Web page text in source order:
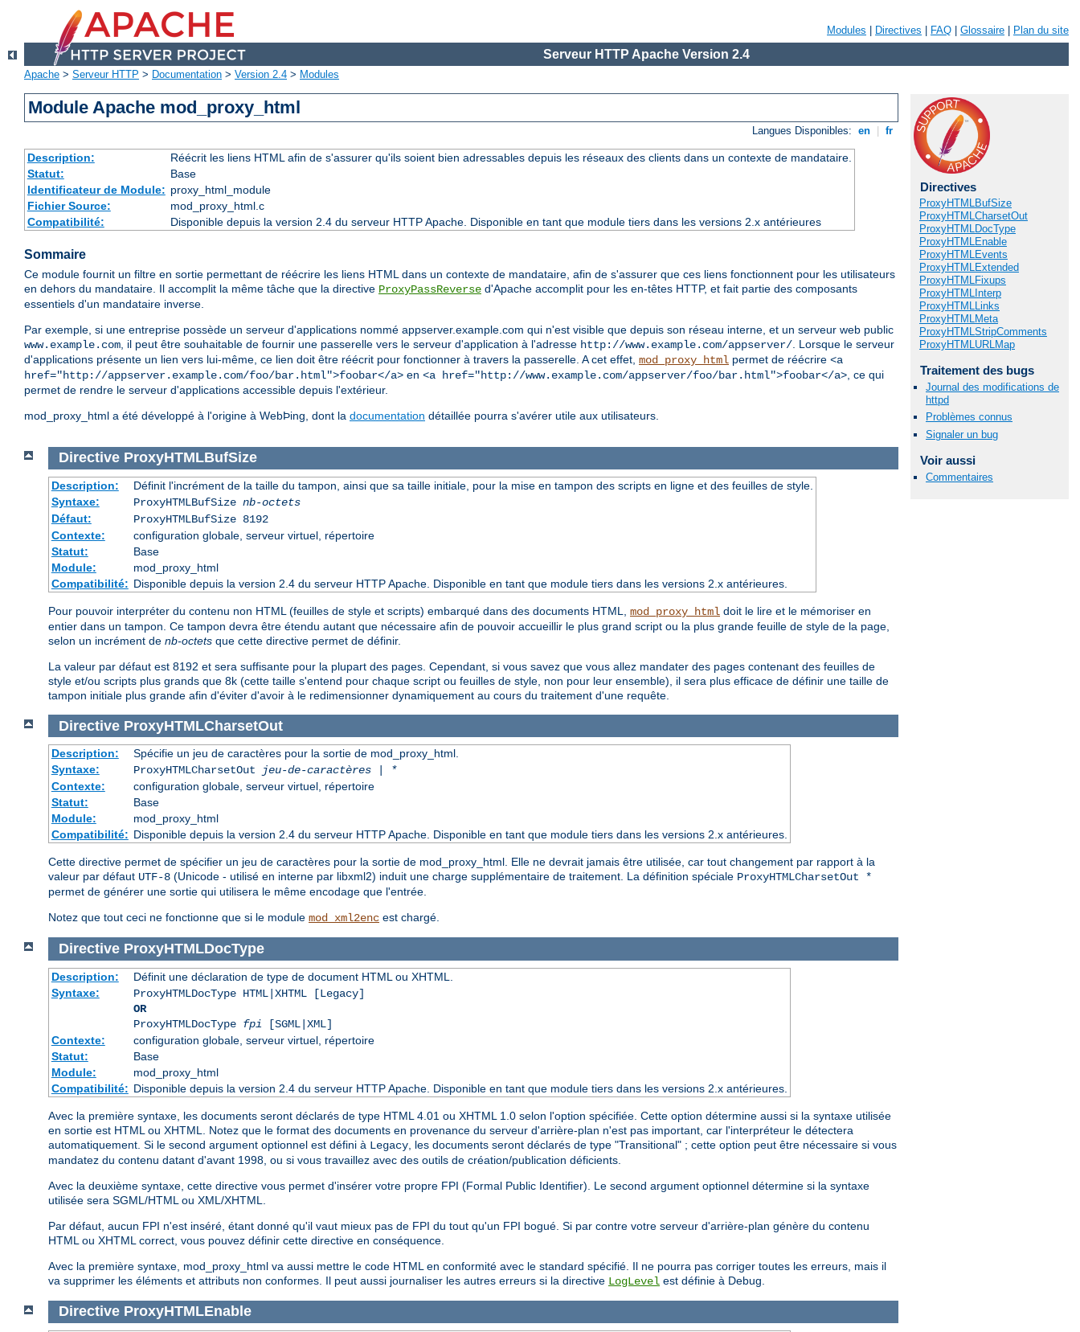
Modules Directives FAQ Glossaire Plan du site
Serveur HTTP Apache Version 2.4
Apache > Serveur HTTP > Documentation > Version 2.4 > Modules
Module Apache mod_proxy_html
Langues Disponibles: en fr
Description:
Réécrit les liens HTML afin de s'assurer qu'ils soient bien adressables depuis les réseaux des clients dans un contexte de mandataire.
Statut:
Base
Identificateur de Module: proxy_html_module
Fichier Source:
mod_proxy_html.c
Compatibilité:
Disponible depuis la version 2.4 du serveur HTTP Apache. Disponible en tant que module tiers dans les versions 2.x antérieures
Sommaire
Ce module fournit un filtre en sortie permettant de réécrire les liens HTML dans un contexte de mandataire, afin de s'assurer que ces liens fonctionnent pour les utilisateurs
en dehors du mandataire. Il accomplit la même tâche que la directive ProxyPassReverse d'Apache accomplit pour les en-têtes HTTP, et fait partie des composants
essentiels d'un mandataire inverse.
Par exemple, si une entreprise possède un serveur d'applications nommé appserver.example.com qui n'est visible que depuis son réseau interne, et un serveur web public
www.example.com, il peut être souhaitable de fournir une passerelle vers le serveur d'application à l'adresse http://www.example.com/appserver/. Lorsque le serveur
d'applications présente un lien vers lui-même, ce lien doit être réécrit pour fonctionner à travers la passerelle. A cet effet, mod_proxy_html permet de réécrire <a
href="http://appserver.example.com/foo/bar.html">foobar</a> en <a href="http://www.example.com/appserver/foo/bar.html">foobar</a>, ce qui
permet de rendre le serveur d'applications accessible depuis l'extérieur.
mod_proxy_html a été développé à l'origine à WebÞing, dont la documentation détaillée pourra s'avérer utile aux utilisateurs.
Directives
ProxyHTMLBufSize
ProxyHTMLCharsetOut
ProxyHTMLDocType
ProxyHTMLEnable
ProxyHTMLEvents
ProxyHTMLExtended
ProxyHTMLFixups
ProxyHTMLInterp
ProxyHTMLLinks
ProxyHTMLMeta
ProxyHTMLStripComments
ProxyHTMLURLMap
Traitement des bugs
Journal des modifications de
httpd
Problèmes connus
Signaler un bug
Voir aussi
Commentaires
Directive ProxyHTMLBufSize
Description:
Définit l'incrément de la taille du tampon, ainsi que sa taille initiale, pour la mise en tampon des scripts en ligne et des feuilles de style.
Syntaxe:
ProxyHTMLBufSize nb-octets
Défaut:
ProxyHTMLBufSize 8192
Contexte:
configuration globale, serveur virtuel, répertoire
Statut:
Base
Module:
mod_proxy_html
Compatibilité: Disponible depuis la version 2.4 du serveur HTTP Apache. Disponible en tant que module tiers dans les versions 2.x antérieures.
Pour pouvoir interpréter du contenu non HTML (feuilles de style et scripts) embarqué dans des documents HTML, mod_proxy_html doit le lire et le mémoriser en
entier dans un tampon. Ce tampon devra être étendu autant que nécessaire afin de pouvoir accueillir le plus grand script ou la plus grande feuille de style de la page,
selon un incrément de nb-octets que cette directive permet de définir.
La valeur par défaut est 8192 et sera suffisante pour la plupart des pages. Cependant, si vous savez que vous allez mandater des pages contenant des feuilles de
style et/ou scripts plus grands que 8k (cette taille s'entend pour chaque script ou feuilles de style, non pour leur ensemble), il sera plus efficace de définir une taille de
tampon initiale plus grande afin d'éviter d'avoir à le redimensionner dynamiquement au cours du traitement d'une requête.
Directive ProxyHTMLCharsetOut
Description:
Spécifie un jeu de caractères pour la sortie de mod_proxy_html.
Syntaxe:
ProxyHTMLCharsetOut
jeu-de-caractères | *
Contexte:
configuration globale, serveur virtuel, répertoire
Statut:
Base
Module:
mod_proxy_html
Compatibilité: Disponible depuis la version 2.4 du serveur HTTP Apache. Disponible en tant que module tiers dans les versions 2.x antérieures.
Cette directive permet de spécifier un jeu de caractères pour la sortie de mod_proxy_html. Elle ne devrait jamais être utilisée, car tout changement par rapport à la
valeur par défaut UTF-8 (Unicode - utilisé en interne par libxml2) induit une charge supplémentaire de traitement. La définition spéciale ProxyHTMLCharsetOut *
permet de générer une sortie qui utilisera le même encodage que l'entrée.
Notez que tout ceci ne fonctionne que si le module mod_xml2enc est chargé.
Directive ProxyHTMLDocType
Description:
Définit une déclaration de type de document HTML ou XHTML.
Syntaxe:
ProxyHTMLDocType HTML|XHTML [Legacy]
OR
ProxyHTMLDocType fpi [SGML|XML]
Contexte:
configuration globale, serveur virtuel, répertoire
Statut:
Base
Module:
mod_proxy_html
Compatibilité: Disponible depuis la version 2.4 du serveur HTTP Apache. Disponible en tant que module tiers dans les versions 2.x antérieures.
Avec la première syntaxe, les documents seront déclarés de type HTML 4.01 ou XHTML 1.0 selon l'option spécifiée. Cette option détermine aussi si la syntaxe utilisée
en sortie est HTML ou XHTML. Notez que le format des documents en provenance du serveur d'arrière-plan n'est pas important, car l'interpréteur le détectera
automatiquement. Si le second argument optionnel est défini à Legacy , les documents seront déclarés de type "Transitional" ; cette option peut être nécessaire si vous
mandatez du contenu datant d'avant 1998, ou si vous travaillez avec des outils de création/publication déficients.
Avec la deuxième syntaxe, cette directive vous permet d'insérer votre propre FPI (Formal Public Identifier). Le second argument optionnel détermine si la syntaxe
utilisée sera SGML/HTML ou XML/XHTML.
Par défaut, aucun FPI n'est inséré, étant donné qu'il vaut mieux pas de FPI du tout qu'un FPI bogué. Si par contre votre serveur d'arrière-plan génère du contenu
HTML ou XHTML correct, vous pouvez définir cette directive en conséquence.
Avec la première syntaxe, mod_proxy_html va aussi mettre le code HTML en conformité avec le standard spécifié. Il ne pourra pas corriger toutes les erreurs, mais il
va supprimer les éléments et attributs non conformes. Il peut aussi journaliser les autres erreurs si la directive LogLevel est définie à Debug.
Directive ProxyHTMLEnable